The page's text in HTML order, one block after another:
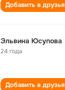
Добавить в друзья
Эльвина Юсупова
24 года
Добавить в друзья